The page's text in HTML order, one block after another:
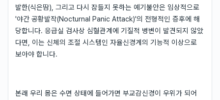
발한(식은땀), 그리고 다시 잠들지 못하는 예기불안은 임상적으로
'야간 공황발작(Nocturnal Panic Attack)'의 전형적인 증후에 해
당합니다. 응급실 검사상 심혈관계에 기질적 병변이 발견되지 않았
다면, 이는 신체의 조절 시스템인 자율신경계의 기능적 이상으로
보아야 합니다.
본래 우리 몸은 수면 상태에 들어가면 부교감신경이 우위가 되어